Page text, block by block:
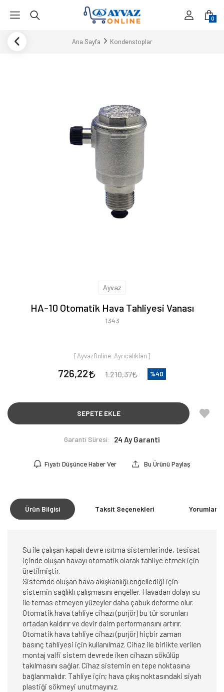
0
Ana Sayfa Kondenstoplar
Ayvaz
HA-10 Otomatik Hava Tahliyesi Vanası
1343
[AyvazOnline_Ayrıcalıkları]
726,22 1.210,37 %40
SEPETE EKLE
Garanti Süresi: 24 Ay Garanti
Fiyatı Düşünce Haber Ver Bu Ürünü Paylaş
Ürün Bilgisi Taksit Seçenekleri Yorumlar
Su ile çalışan kapalı devre ısıtma sistemlerinde, tesisat
içinde oluşan havayı otomatik olarak tahliye etmek için
üretilmiştir.
Sistemde oluşan hava akışkanlığı engellediği için
sistemin sağlıklı çalışmasını engeller. Havadan dolayı su
ile temas etmeyen yüzeyler daha çabuk deforme olur.
Otomatik hava tahliye cihazı (purjör) bu tür sorunları
ortadan kaldırır ve devir daim performansını artırır.
Otomatik hava tahliye cihazı (purjör) hiçbir zaman
basınç tahliyesi için kullanılmaz. Cihaz ile birlikte verilen
montaj valfi sistem devrede iken cihazın sökülüp
takılmasını sağlar. Cihaz sistemin en tepe noktasına
bağlanmalıdır. Tahliye için; hava çıkış noktasındaki siyah
plastiği sökmeyi unutmayınız.